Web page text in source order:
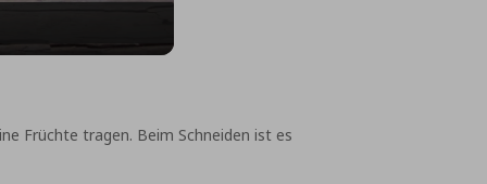
Früchte tragen. Beim Schneiden ist es